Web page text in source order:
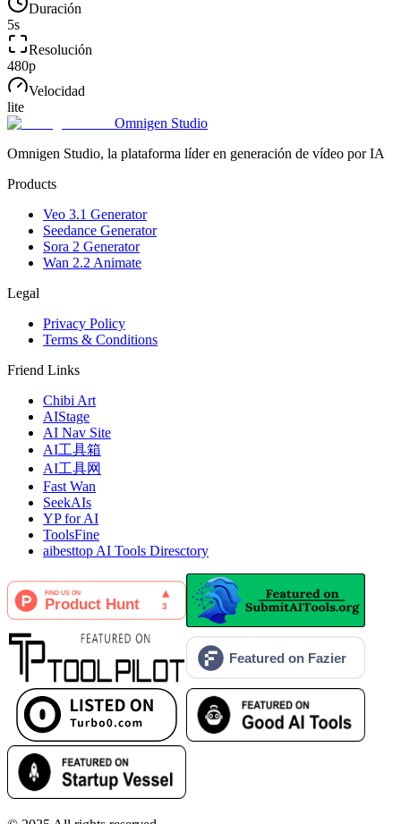
Duración
5s
Resolución
480p
Velocidad
lite
Omnigen Studio
Omnigen Studio, la plataforma líder en generación de vídeo por IA
Products
Veo 3.1 Generator
Seedance Generator
Sora 2 Generator
Wan 2.2 Animate
Legal
Privacy Policy
Terms & Conditions
Friend Links
Chibi Art
AIStage
AI Nav Site
AI工具箱
AI工具网
Fast Wan
SeekAIs
YP for AI
ToolsFine
aibesttop AI Tools Diresctory